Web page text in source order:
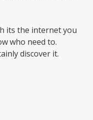
its the internet you
who need to.
discover it.